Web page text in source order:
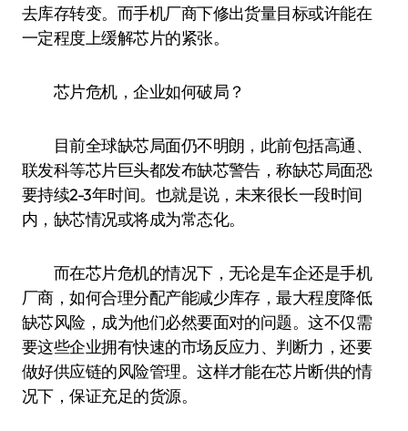
去库存转变。而手机厂商下修出货量目标或许能在
一定程度上缓解芯片的紧张。
芯片危机，企业如何破局？
目前全球缺芯局面仍不明朗，此前包括高通、
联发科等芯片巨头都发布缺芯警告，称缺芯局面恐
要持续2-3年时间。也就是说，未来很长一段时间
内，缺芯情况或将成为常态化。
而在芯片危机的情况下，无论是车企还是手机
厂商，如何合理分配产能减少库存，最大程度降低
缺芯风险，成为他们必然要面对的问题。这不仅需
要这些企业拥有快速的市场反应力、判断力，还要
做好供应链的风险管理。这样才能在芯片断供的情
况下，保证充足的货源。